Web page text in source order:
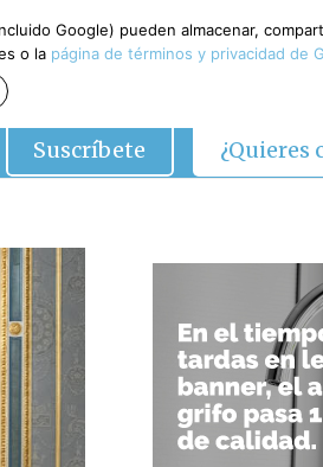
Suscríbete ¿Quieres
Google) pueden almacenar,
o la página de términos y privacidad de